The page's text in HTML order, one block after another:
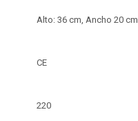
Alto: 36 cm, Ancho 20 cm
CE
220